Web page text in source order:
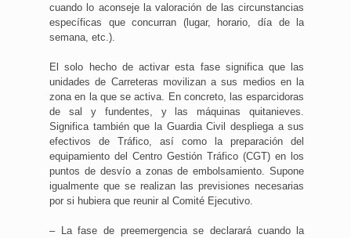
cuando lo aconseje la valoración de las circunstancias
específicas que concurran (lugar, horario, día de la
semana, etc.).
El solo hecho de activar esta fase significa que las
unidades de Carreteras movilizan a sus medios en la
zona en la que se activa. En concreto, las esparcidoras
de sal y fundentes, y las máquinas quitanieves.
Significa también que la Guardia Civil despliega a sus
efectivos de Tráfico, así como la preparación del
equipamiento del Centro Gestión Tráfico (CGT) en los
puntos de desvío a zonas de embolsamiento. Supone
igualmente que se realizan las previsiones necesarias
por si hubiera que reunir al Comité Ejecutivo.
– La fase de preemergencia se declarará cuando la